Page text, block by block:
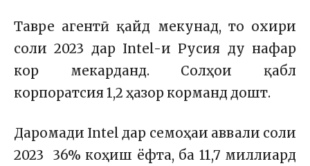
Тавре агентӣ қайд мекунад, то охири
соли 2023 дар Intel-и Русия ду нафар
кор мекарданд. Солҳои қабл
корпоратсия 1,2 ҳазор корманд дошт.
Даромади Intel дар семоҳаи аввали соли
2023 36% коҳиш ёфта, ба 11,7 миллиард